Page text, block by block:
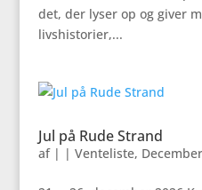
det, der lyser op og giver
livshistorier,...
Jul på Rude Strand
af | | Venteliste,